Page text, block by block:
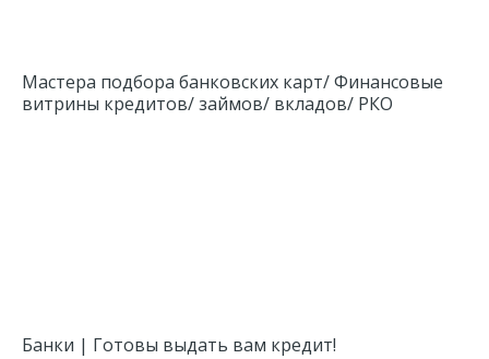
Мастера подбора банковских карт/ Финансовые
витрины кредитов/ займов/ вкладов/ РКО
Банки | Готовы выдать вам кредит!